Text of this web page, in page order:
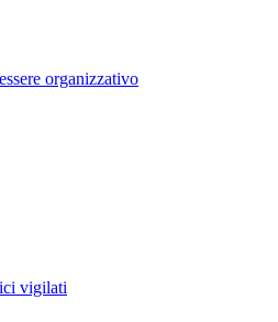
organizzativo
vigilati